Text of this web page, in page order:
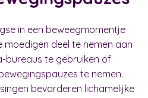
in een beweegmomentje
deel te nemen aan
bureaus te gebruiken of
te nemen.
bevorderen lichamelijke